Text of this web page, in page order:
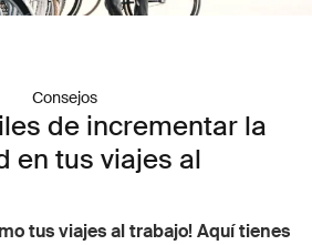
Consejos
de incrementar la
en tus viajes al
tus viajes al trabajo! Aquí tienes